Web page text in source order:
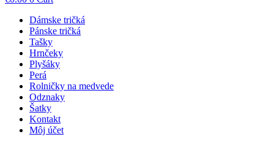
Dámske tričká
Pánske tričká
Tašky
Hrnčeky
Plyšáky
Perá
Rolničky na medvede
Odznaky
Šatky
Kontakt
Môj účet